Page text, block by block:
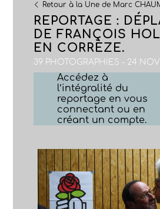
Retour à la Une de Marc
REPORTAGE :
DE FRANÇOIS
EN CORRÈZE.
39 PHOTOGRAPHIES - 24
Accédez à
l’intégralité du
reportage en vous
connectant ou en
créant un compte.